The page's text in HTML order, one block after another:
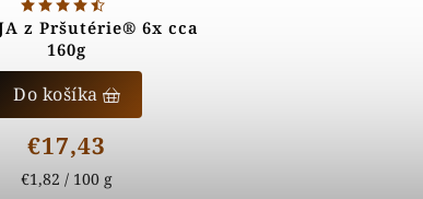
z Pršutérie® 6x cca
160g
€17,43
€1,82 / 100 g
Do košíka